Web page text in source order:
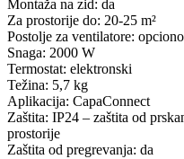
Montaža na zid: da
Za prostorije do: 20-25 m²
Postolje za ventilatore: opciono
Snaga: 2000 W
Termostat: elektronski
Težina: 5,7 kg
Aplikacija: CapaConnect
Zaštita: IP24 – zaštita od
prostorije
Zaštita od pregrevanja: da